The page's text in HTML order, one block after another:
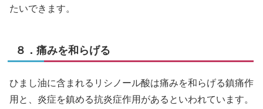
たいできます。
８．痛みを和らげる
ひまし油に含まれるリシノール酸は痛みを和らげる鎮痛作
用と、炎症を鎮める抗炎症作用があるといわれています。